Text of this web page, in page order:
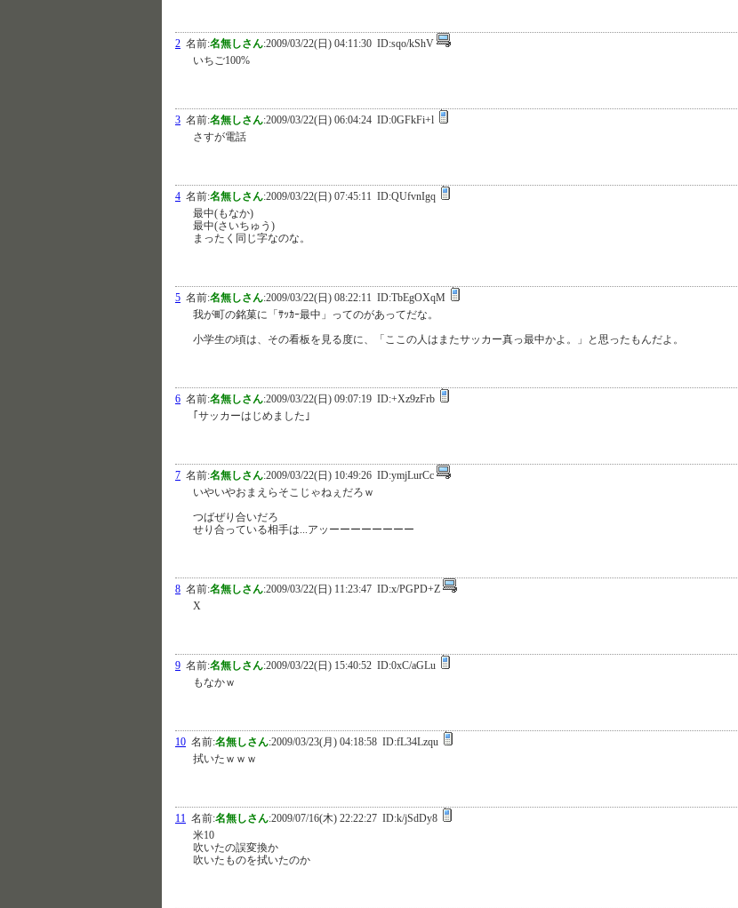
2 名前:名無しさん:2009/03/22(日) 04:11:30 ID:sqo/kShV
いちご100%
3 名前:名無しさん:2009/03/22(日) 06:04:24 ID:0GFkFi+l
さすが電話
4 名前:名無しさん:2009/03/22(日) 07:45:11 ID:QUfvnIgq
最中(もなか)
最中(さいちゅう)
まったく同じ字なのな。
5 名前:名無しさん:2009/03/22(日) 08:22:11 ID:TbEgOXqM
我が町の銘菓に「ｻｯｶｰ最中」ってのがあってだな。
小学生の頃は、その看板を見る度に、「ここの人はまたサッカー真っ最中かよ。」と思ったもんだよ。
6 名前:名無しさん:2009/03/22(日) 09:07:19 ID:+Xz9zFrb
｢サッカーはじめました｣
7 名前:名無しさん:2009/03/22(日) 10:49:26 ID:ymjLurCc
いやいやおまえらそこじゃねぇだろｗ
つばぜり合いだろ
せり合っている相手は...アッーーーーーーーー
8 名前:名無しさん:2009/03/22(日) 11:23:47 ID:x/PGPD+Z
X
9 名前:名無しさん:2009/03/22(日) 15:40:52 ID:0xC/aGLu
もなかｗ
10 名前:名無しさん:2009/03/23(月) 04:18:58 ID:fL34Lzqu
拭いたｗｗｗ
11 名前:名無しさん:2009/07/16(木) 22:22:27 ID:k/jSdDy8
米10
吹いたの誤変換か
吹いたものを拭いたのか